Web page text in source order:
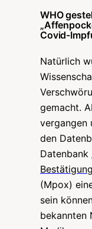
WHO
Covid-
Natürlich
gemacht.
vergangen
den
Datenbank
(Mpox)
sein
bekannten